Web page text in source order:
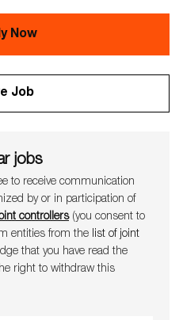
Now
Job
jobs
to receive communication
by or in participation of
controllers(you consent to
entities from the list of joint
that you have read the
right to withdraw this